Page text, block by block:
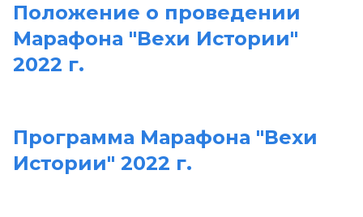
Положение о проведении
Марафона "Вехи Истории"
2022 г.
Программа Марафона "Вехи
Истории" 2022 г.